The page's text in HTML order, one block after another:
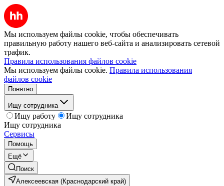
Мы используем файлы cookie, чтобы обеспечивать
правильную работу нашего веб-сайта и анализировать сетевой
трафик.
Правила использования файлов cookie
Мы используем файлы cookie. Правила использования
файлов cookie
Понятно
Ищу сотрудника
Ищу работу
Ищу сотрудника
Ищу сотрудника
Сервисы
Помощь
Ещё
Поиск
Алексеевская (Краснодарский край)